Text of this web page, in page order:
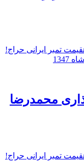
تومان.
قیمت تمبر ایرانی حراج!
محمدرضا
تومان.
قیمت تمبر ایرانی حراج!